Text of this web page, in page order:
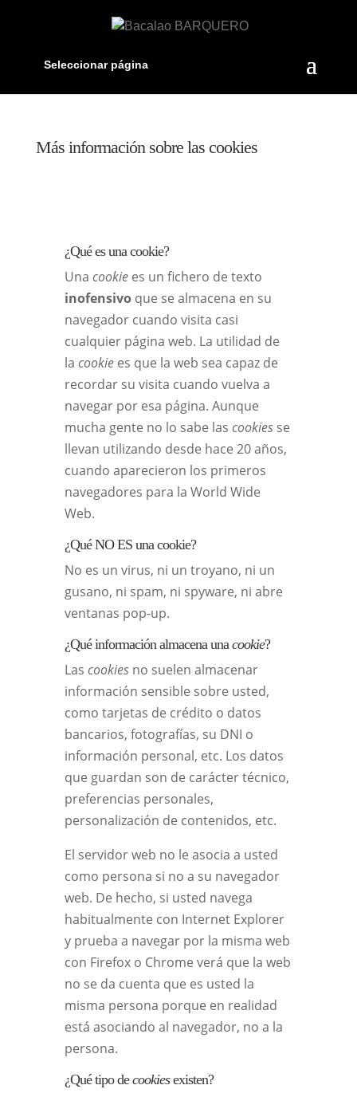
Seleccionar página
Más información sobre las cookies
¿Qué es una cookie?
Una cookiees un fichero de texto
inofensivoque se almacena en su
navegador cuando visita casi
cualquier página web. La utilidad de
la cookiees que la web sea capaz de
recordar su visita cuando vuelva a
navegar por esa página. Aunque
mucha gente no lo sabe las cookiesse
llevan utilizando desde hace 20 años,
cuando aparecieron los primeros
navegadores para la World Wide
Web.
¿Qué NO ES una cookie?
No es un virus, ni un troyano, ni un
gusano, ni spam, ni spyware, ni abre
ventanas pop-up.
¿Qué información almacena unacookie?
Las cookiesno suelen almacenar
información sensible sobre usted,
como tarjetas de crédito o datos
bancarios, fotografías, su DNI o
información personal, etc. Los datos
que guardan son de carácter técnico,
preferencias personales,
personalización de contenidos, etc.
El servidor web no le asocia a usted
como persona si no a su navegador
web. De hecho, si usted navega
habitualmente con Internet Explorer
y prueba a navegar por la misma web
con Firefox o Chrome verá que la web
no se da cuenta que es usted la
misma persona porque en realidad
está asociando al navegador, no a la
persona.
¿Qué tipo decookiesexisten?